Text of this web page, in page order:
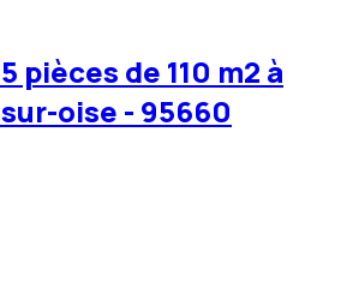
pièces de 110 m2 à
oise - 95660